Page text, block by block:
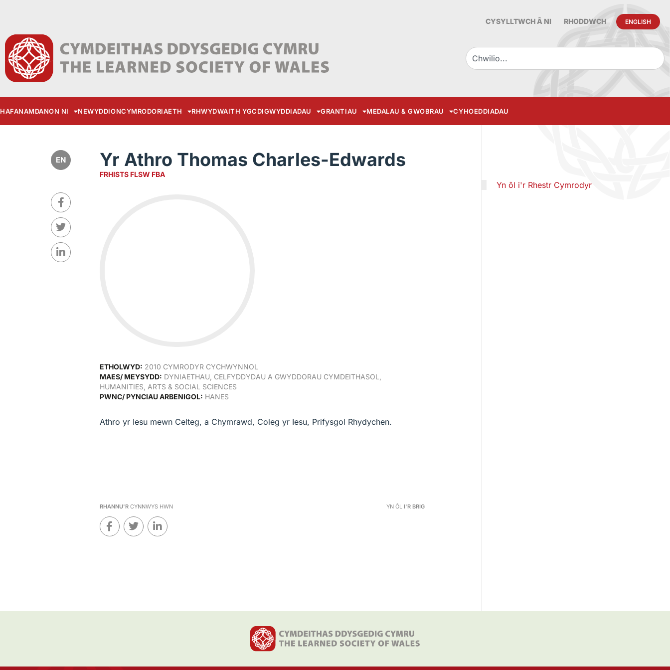
CYSYLLTWCH Â NI RHODDWCH ENGLISH
HAFANAMDANON NI NEWYDDIONCYMRODORIAETH RHWYDWAITH YGCDIGWYDDIADAU GRANTIAU MEDALAU & GWOBRAU CYHOEDDIADAU
EN Yr Athro Thomas Charles-Edwards
FRHISTS FLSW FBA
ETHOLWYD: 2010 CYMRODYR CYCHWYNNOL
MAES/ MEYSYDD: DYNIAETHAU, CELFYDDYDAU A GWYDDORAU CYMDEITHASOL,
HUMANITIES, ARTS & SOCIAL SCIENCES
PWNC/ PYNCIAU ARBENIGOL: HANES
Athro yr Iesu mewn Celteg, a Chymrawd, Coleg yr Iesu, Prifysgol Rhydychen.
RHANNU'RCYNNWYS HWN YN ÔL I'R BRIG
Yn ôl i'r Rhestr Cymrodyr